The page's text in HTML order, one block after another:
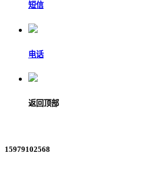
短信
电话
返回顶部
15979102568